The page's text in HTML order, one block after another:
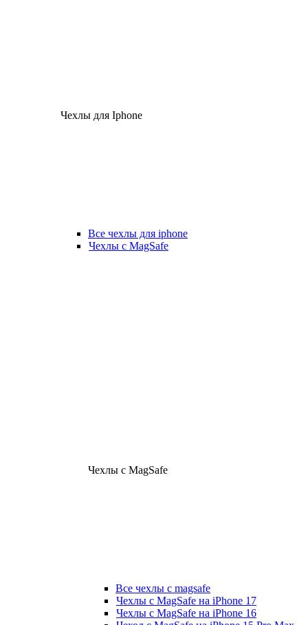
Чехлы для Iphone
Все чехлы для iphone
Чехлы с MagSafe
Чехлы с MagSafe
Все чехлы с magsafe
Чехлы с MagSafe на iPhone 17
Чехлы с MagSafe на iPhone 16